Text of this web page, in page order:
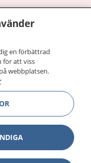
Visa
en förbättrad
för att viss
webbplatsen.